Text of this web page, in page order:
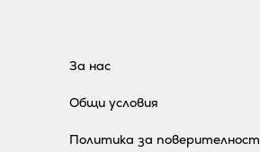
За нас
Общи условия
Политика за поверителност